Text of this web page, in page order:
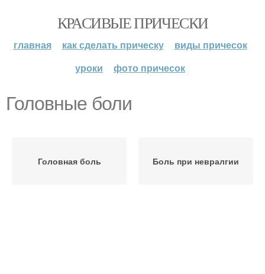
КРАСИВЫЕ ПРИЧЕСКИ
главная как сделать прическу
виды причесок
уроки
фото причесок
Головные боли
Головная боль Боль при невралгии